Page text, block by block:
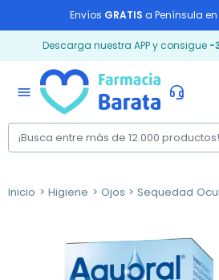
Envíos GRATIS a Península
Descarga nuestra APP y consigue -
menu
Inicio Higiene Ojos Sequedad